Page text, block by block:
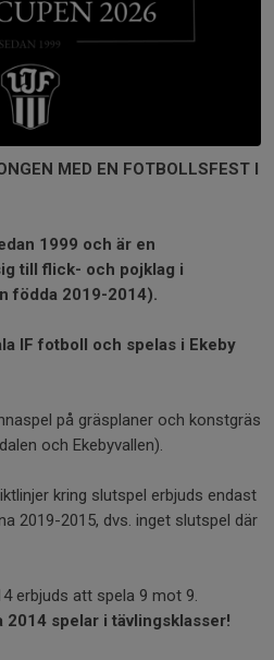
MED EN FOTBOLLSFEST I
1999 och är en
till flick- och pojklag i
födda 2019-2014).
IF fotboll och spelas i Ekeby
på gräsplaner och konstgräs
och Ekebyvallen).
kring slutspel erbjuds endast
2019-2015, dvs. inget slutspel där
erbjuds att spela 9 mot 9.
spelar i tävlingsklasser!